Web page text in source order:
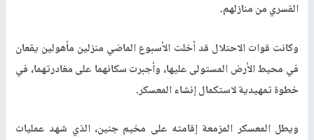
القسري من منازلهم.
وكانت قوات الاحتلال قد أخلت الأسبوع الماضي منزلين مأهولين يقعان
في محيط الأرض المستولى عليها، وأجبرت سكانهما على مغادرتهما، في
خطوة تمهيدية لاستكمال إنشاء المعسكر.
ويطل المعسكر المزمعة إقامته على مخيم جنين، الذي شهد عمليات